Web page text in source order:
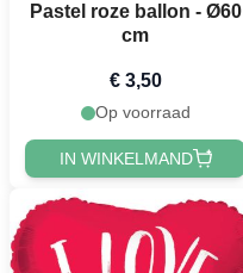
Pastel roze ballon - Ø60
cm
€ 3,50
Op voorraad
IN WINKELMAND